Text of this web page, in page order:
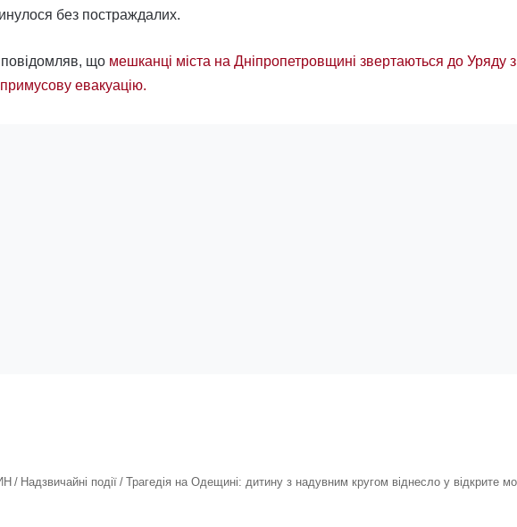
без постраждалих.
що мешканці міста на Дніпропетровщині звертаються до Уряду з
евакуацію.